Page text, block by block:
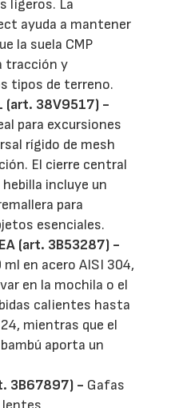
ligeros. La
ayuda a mantener
la suela CMP
tracción y
tipos de terreno.
(art. 38V9517) -
para excursiones
rígido de mesh
El cierre central
incluye un
para
esenciales.
(art. 3B53287) -
en acero AISI 304,
en la mochila o el
calientes hasta
mientras que el
aporta un
3B67897) - Gafas